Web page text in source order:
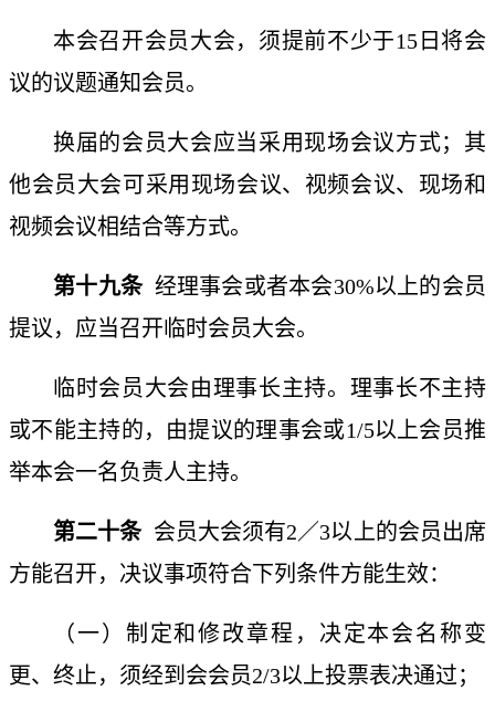
本会召开会员大会，须提前不少于15日将会
议的议题通知会员。
换届的会员大会应当采用现场会议方式；其
他会员大会可采用现场会议、视频会议、现场和
视频会议相结合等方式。
第十九条 经理事会或者本会30%以上的会员
提议，应当召开临时会员大会。
临时会员大会由理事长主持。理事长不主持
或不能主持的，由提议的理事会或1/5以上会员推
举本会一名负责人主持。
第二十条 会员大会须有2／3以上的会员出席
方能召开，决议事项符合下列条件方能生效：
（一）制定和修改章程，决定本会名称变
更、终止，须经到会会员2/3以上投票表决通过；